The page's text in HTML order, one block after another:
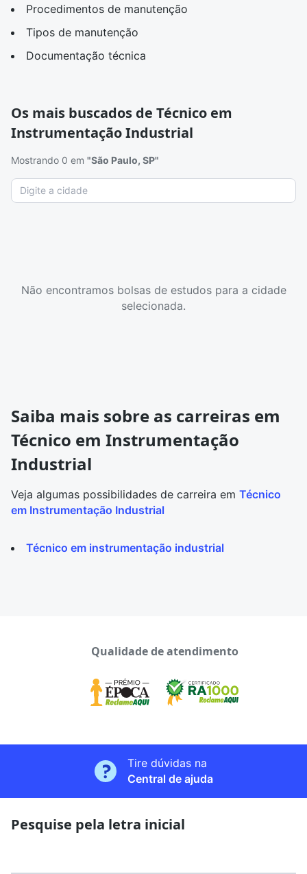
Procedimentos de manutenção
Tipos de manutenção
Documentação técnica
Os mais buscados de Técnico em
Instrumentação Industrial
Mostrando 0 em "São Paulo, SP"
Não encontramos bolsas de estudos para a cidade
selecionada.
Saiba mais sobre as carreiras em
Técnico em Instrumentação
Industrial
Veja algumas possibilidades de carreira em Técnico
em Instrumentação Industrial
Técnico em instrumentação industrial
Qualidade de atendimento
Tire dúvidas na
Central de ajuda
Pesquise pela letra inicial